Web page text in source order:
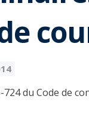
724 du Code de